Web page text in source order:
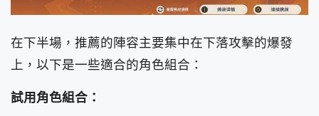
在下半場，推薦的陣容主要集中在下落攻擊的爆發
上，以下是一些適合的角色組合：
試用角色組合：